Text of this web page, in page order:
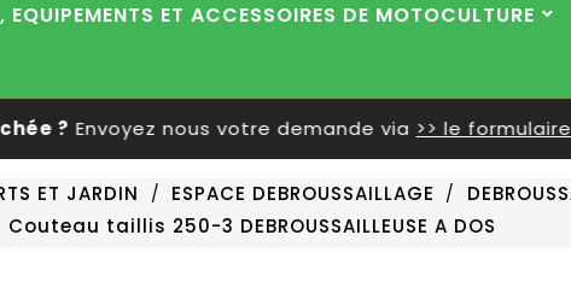
EQUIPEMENTS ET ACCESSOIRES DE MOTOCULTURE
?Envoyez nous votre demande via>> le formulaire
ET JARDIN ESPACE DEBROUSSAILLAGE
Couteau taillis 250-3 DEBROUSSAILLEUSE A DOS